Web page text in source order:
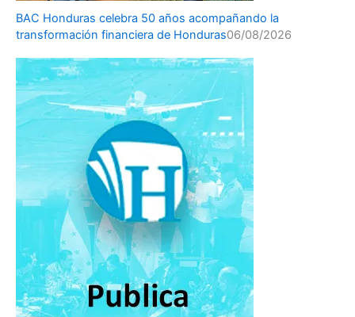
BAC Honduras celebra 50 años acompañando la
transformación financiera de Honduras06/08/2026